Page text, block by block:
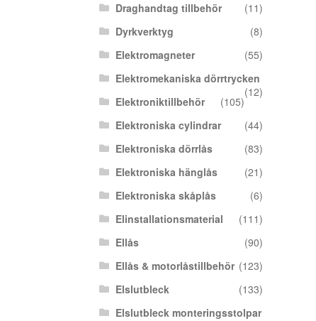
Draghandtag tillbehör
(11)
Dyrkverktyg
(8)
Elektromagneter
(55)
Elektromekaniska dörrtrycken
(12)
Elektroniktillbehör
(105)
Elektroniska cylindrar
(44)
Elektroniska dörrlås
(83)
Elektroniska hänglås
(21)
Elektroniska skåplås
(6)
Elinstallationsmaterial
(111)
Ellås
(90)
Ellås & motorlåstillbehör (123)
Elslutbleck
(133)
Elslutbleck monteringsstolpar